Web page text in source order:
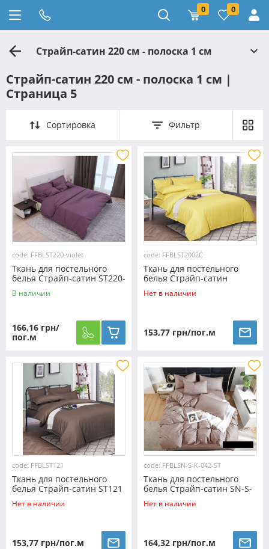
0 0
Страйп-сатин 220 см - полоска 1 см
Страйп-сатин 220 см - полоска 1 см |
Страница 5
Сортировка Фильтр
code: FFBLST220-violet
Ткань для постельного
белья Страйп-сатин ST220-
violet (60м)
В наличии
166,16 грн/
пог.м
code: FFBLST2002С
Ткань для постельного
белья Страйп-сатин
ST2002С (50м)
Нет в наличии
153,77 грн/пог.м
code: FFBLST121
Ткань для постельного
белья Страйп-сатин ST121
(50м)
Нет в наличии
153,77 грн/пог.м
code: FFBLSN-S-K-042-ST
Ткань для постельного
белья Страйп-сатин SN-S-
K-042-ST (50м)
Нет в наличии
164,32 грн/пог.м